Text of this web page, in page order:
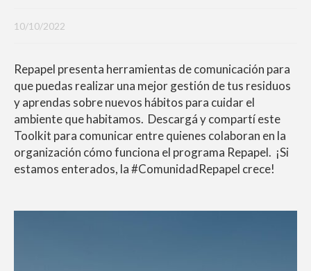
10/10/2022
Repapel presenta herramientas de comunicación para
que puedas realizar una mejor gestión de tus residuos
y aprendas sobre nuevos hábitos para cuidar el
ambiente que habitamos. Descargá y compartí este
Toolkit para comunicar entre quienes colaboran en la
organización cómo funciona el programa Repapel. ¡Si
estamos enterados, la #ComunidadRepapel crece!